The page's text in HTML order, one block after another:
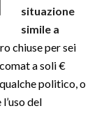
situazione
simile a
chiuse per sei
a soli €
politico, o
del